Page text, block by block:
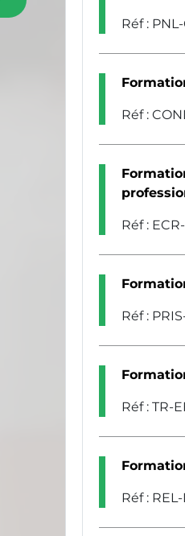
Réf :
Réf :
Réf :
Réf :
Réf : TR-
Réf :